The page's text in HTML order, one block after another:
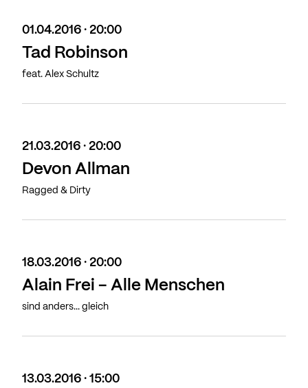
01.04.2016 · 20:00
Tad Robinson
feat. Alex Schultz
21.03.2016 · 20:00
Devon Allman
Ragged & Dirty
18.03.2016 · 20:00
Alain Frei - Alle Menschen
sind anders... gleich
13.03.2016 · 15:00